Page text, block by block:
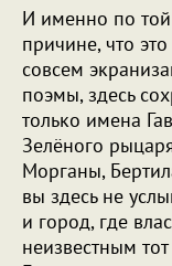
И именно по той
причине, что
совсем
поэмы, здесь
только имена
Зелёного
Морганы,
вы здесь не
и город, где
неизвестным